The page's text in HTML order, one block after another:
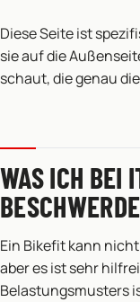
Diese Seite ist
sie auf die
schaut, die genau
WAS ICH BEI
Ein Bikefit kann
aber es ist sehr
Belastungsmusters